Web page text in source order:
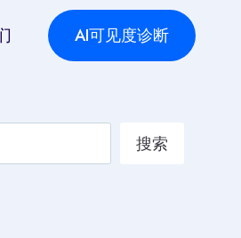
AI可见度诊断
搜索